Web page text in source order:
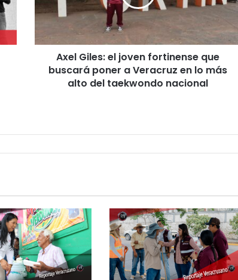
que
buscará
poner
a
VeracruzAxel Giles: el joven fortinense que
buscará poner a Veracruz en lo más
alto del taekwondo nacional